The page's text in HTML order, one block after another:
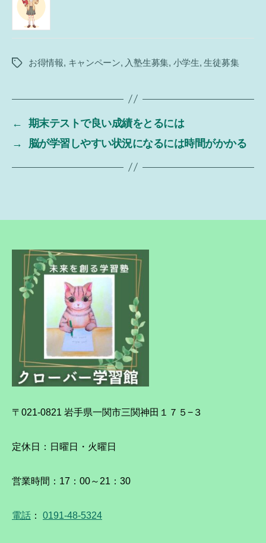
タ
お得情報, キャンペーン, 入塾生募集, 小学生,生徒募集
←
期末テストで良い成績をとるには
→
脳が学習しやすい状況になるには時間がかかる
〒021-0821 岩手県一関市三関神田１７５−３
定休日：日曜日・火曜日
営業時間：17：00～21：30
電話 ： 0191-48-5324